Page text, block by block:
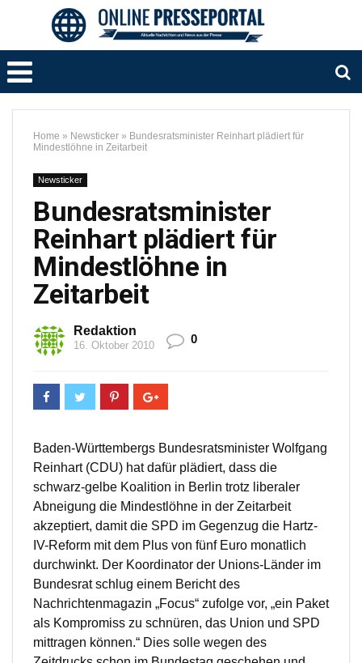
Home » Newsticker » Bundesratsminister Reinhart plädiert für
Mindestlöhne in Zeitarbeit
Newsticker
Bundesratsminister
Reinhart plädiert für
Mindestlöhne in
Zeitarbeit
Redaktion
16. Oktober 2010 0
Baden-Württembergs Bundesratsminister Wolfgang
Reinhart (CDU) hat dafür plädiert, dass die
schwarz-gelbe Koalition in Berlin trotz liberaler
Abneigung die Mindestlöhne in der Zeitarbeit
akzeptiert, damit die SPD im Gegenzug die Hartz-
IV-Reform mit dem Plus von fünf Euro monatlich
durchwinkt. Der Koordinator der Unions-Länder im
Bundesrat schlug einem Bericht des
Nachrichtenmagazin „Focus“ zufolge vor, „ein Paket
als Kompromiss zu schnüren, das Union und SPD
mittragen können.“ Dies solle wegen des